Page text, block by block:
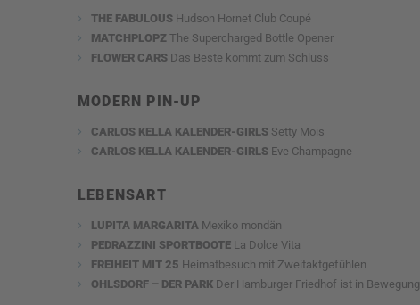
THE FABULOUS Hudson Hornet Club Coupé
MATCHPLOPZ The Supercharged Bottle Opener
FLOWER CARS Das Beste kommt zum Schluss
MODERN PIN-UP
CARLOS KELLA KALENDER-GIRLS Setty Mois
CARLOS KELLA KALENDER-GIRLS Eve Champagne
LEBENSART
LUPITA MARGARITA Mexiko mondän
PEDRAZZINI SPORTBOOTE La Dolce Vita
FREIHEIT MIT 25 Heimatbesuch mit Zweitaktgefühlen
OHLSDORF – DER PARK Der Hamburger Friedhof ist in Bewegung